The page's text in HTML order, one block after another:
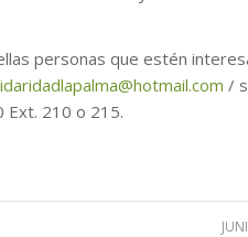
personas que estén
/
Ext. 210 o 215.